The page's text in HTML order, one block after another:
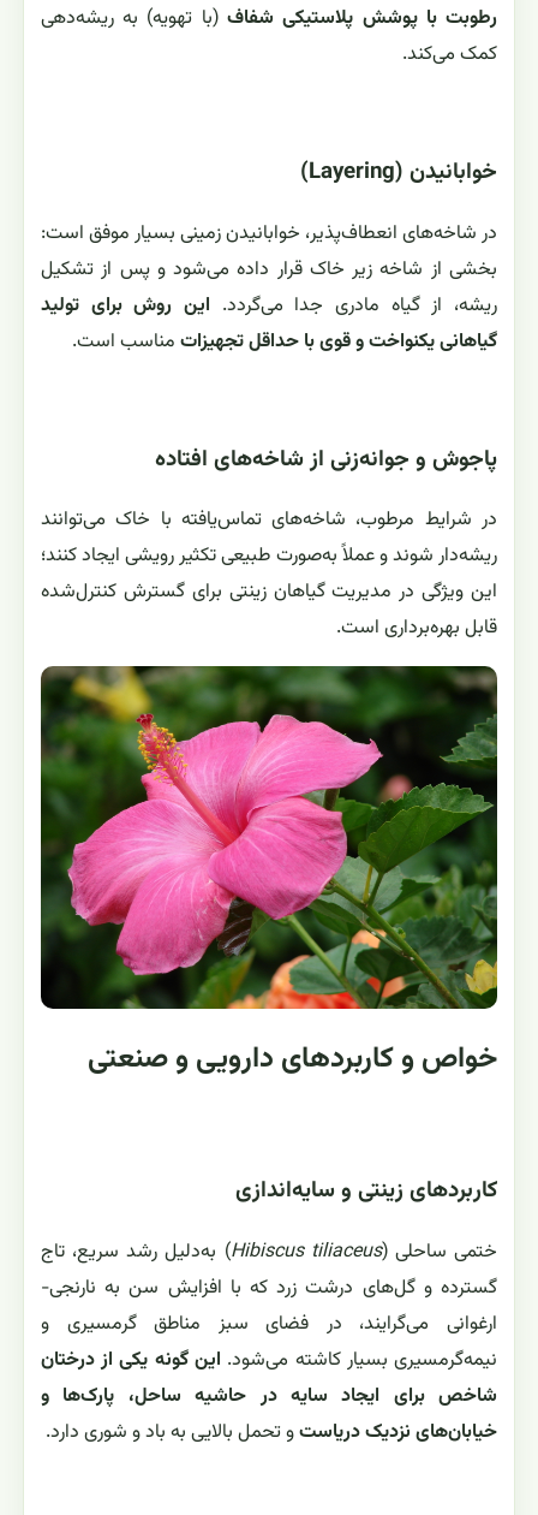
رطوبت با پوشش پلاستیکی شفاف(با تهویه) به ریشه‌دهی
کمک می‌کند.
خوابانیدن (Layering)
در شاخه‌های انعطاف‌پذیر، خوابانیدن زمینی بسیار موفق است:
بخشی از شاخه زیر خاک قرار داده می‌شود و پس از تشکیل
ریشه، از گیاه مادری جدا می‌گردد. این روش برای تولید
گیاهانی یکنواخت و قوی با حداقل تجهیزاتمناسب است.
پاجوش و جوانه‌زنی از شاخه‌های افتاده
در شرایط مرطوب، شاخه‌های تماس‌یافته با خاک می‌توانند
ریشه‌دار شوند و عملاً به‌صورت طبیعی تکثیر رویشی ایجاد کنند؛
این ویژگی در مدیریت گیاهان زینتی برای گسترش کنترل‌شده
قابل بهره‌برداری است.
خواص و کاربردهای دارویی و صنعتی
کاربردهای زینتی و سایه‌اندازی
ختمی ساحلی (Hibiscus tiliaceus) به‌دلیل رشد سریع، تاج
گسترده و گل‌های درشت زرد که با افزایش سن به نارنجی-
ارغوانی می‌گرایند، در فضای سبز مناطق گرمسیری و
نیمه‌گرمسیری بسیار کاشته می‌شود. این گونه یکی از درختان
شاخص برای ایجاد سایه در حاشیه ساحل، پارک‌ها و
خیابان‌های نزدیک دریاستو تحمل بالایی به باد و شوری دارد.